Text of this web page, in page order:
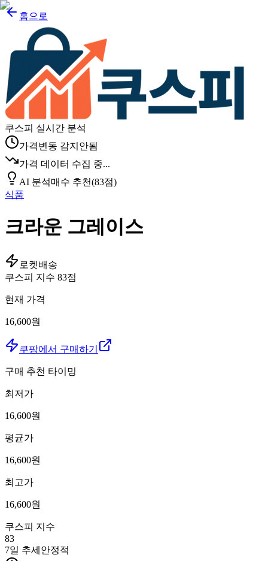
홈으로
쿠스피 실시간 분석
가격변동 감지안됨
가격 데이터 수집 중...
AI 분석매수 추천(83점)
식품
크라운 그레이스
로켓배송
쿠스피 지수 83점
현재 가격
16,600원
쿠팡에서 구매하기
구매 추천 타이밍
최저가
16,600원
평균가
16,600원
최고가
16,600원
쿠스피 지수
83
7일 추세 안정적